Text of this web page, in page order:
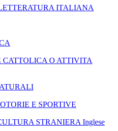
ITALIANA
CATTOLICA O ATTIVITA
E SPORTIVE
STRANIERA Inglese